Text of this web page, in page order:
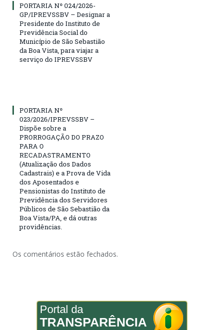
PORTARIA Nº 024/2026-
GP/IPREVSSBV – Designar a
Presidente do Instituto de
Previdência Social do
Município de São Sebastião
da Boa Vista, para viajar a
serviço do IPREVSSBV
PORTARIA Nº
023/2026/IPREVSSBV –
Dispõe sobre a
PRORROGAÇÃO DO PRAZO
PARA O
RECADASTRAMENTO
(Atualização dos Dados
Cadastrais) e a Prova de Vida
dos Aposentados e
Pensionistas do Instituto de
Previdência dos Servidores
Públicos de São Sebastião da
Boa Vista/PA, e dá outras
providências.
Os comentários estão fechados.
Portal da
TRANSPARÊNCIA